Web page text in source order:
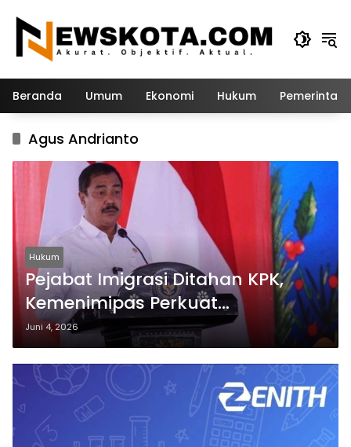
konten
Beranda Umum Ekonomi Hukum
Agus Andrianto
Hukum
Pejabat Imigrasi Ditahan KPK,
Kemenimipas Perkuat
Transparansi dan Akuntabilitas
Juni 4, 2026